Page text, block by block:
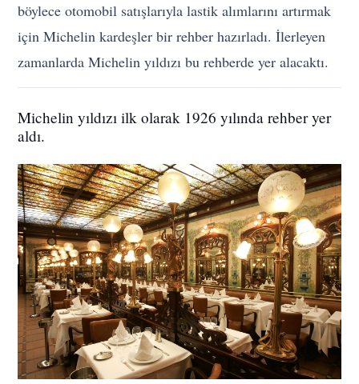
böylece otomobil satışlarıyla lastik alımlarını artırmak
için Michelin kardeşler bir rehber hazırladı. İlerleyen
zamanlarda Michelin yıldızı bu rehberde yer alacaktı.
Michelin yıldızı ilk olarak 1926 yılında rehber yer
aldı.